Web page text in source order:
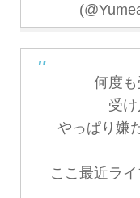
何度
受
やっぱり嫌
ここ最近ラ